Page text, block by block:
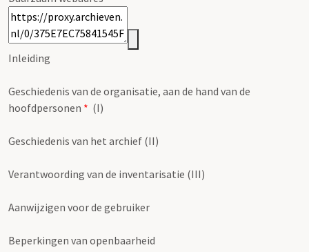
Inleiding
Geschiedenis van de organisatie, aan de hand van de
hoofdpersonen * (I)
Geschiedenis van het archief (II)
Verantwoording van de inventarisatie (III)
Aanwijzigen voor de gebruiker
Beperkingen van openbaarheid